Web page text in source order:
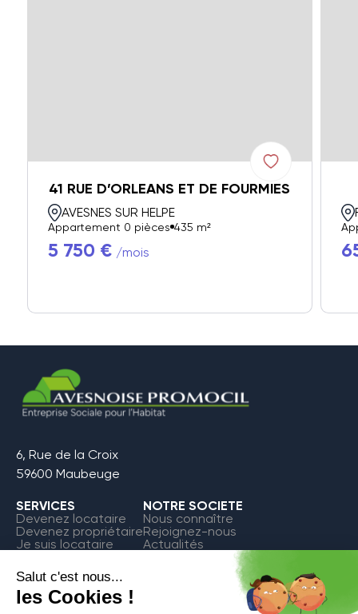
41 RUE D’ORLEANS ET DE FOURMIES
AVESNES SUR HELPE
Appartement 0 pièces 435 m²
5 750 € /mois
6, Rue de la Croix
59600 Maubeuge
SERVICES
Devenez locataire
Devenez propriétaire
Je suis locataire
NOTRE SOCIETE
Nous connaître
Rejoignez-nous
Actualités